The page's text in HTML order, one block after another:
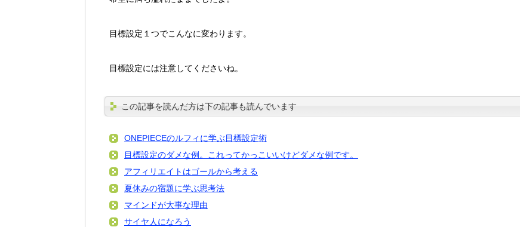
目標設定１つでこんなに変わります。
目標設定には注意してくださいね。
この記事を読んだ方は下の記事も読んでいます
ONEPIECEのルフィに学ぶ目標設定術
目標設定のダメな例。これってかっこいいけどダメな例です。
アフィリエイトはゴールから考える
夏休みの宿題に学ぶ思考法
マインドが大事な理由
サイヤ人になろう